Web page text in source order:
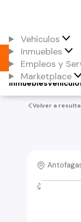
Vehículos
Inmuebles
Empleos y
Marketplace
Inmuebles
Volver a